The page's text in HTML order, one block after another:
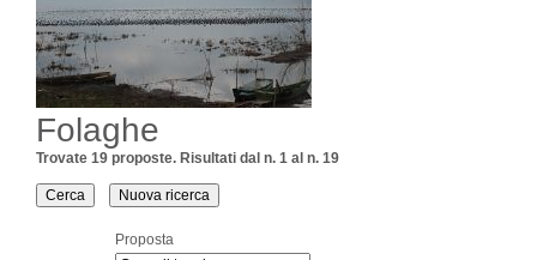
Folaghe
Trovate 19 proposte. Risultati dal n. 1 al n. 19
Proposta